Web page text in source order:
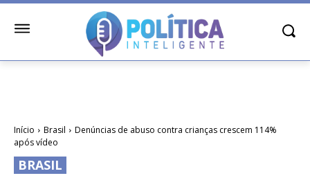
Início Brasil
Denúncias de abuso contra crianças crescem 114%
após vídeo
BRASIL